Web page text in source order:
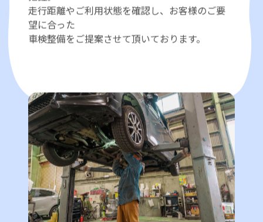
把握。
走行距離やご利用状態を確認し、お客様のご要
望に合った